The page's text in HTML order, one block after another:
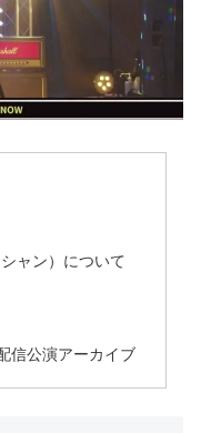
ャン）について
信公演アーカイブ